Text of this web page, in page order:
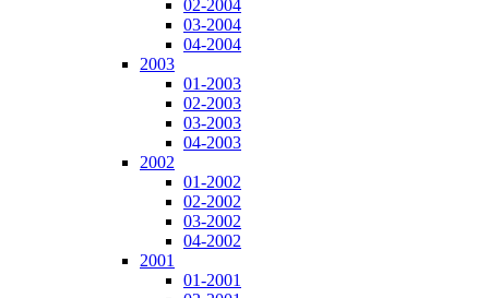
02-2004
03-2004
04-2004
2003
01-2003
02-2003
03-2003
04-2003
2002
01-2002
02-2002
03-2002
04-2002
2001
01-2001